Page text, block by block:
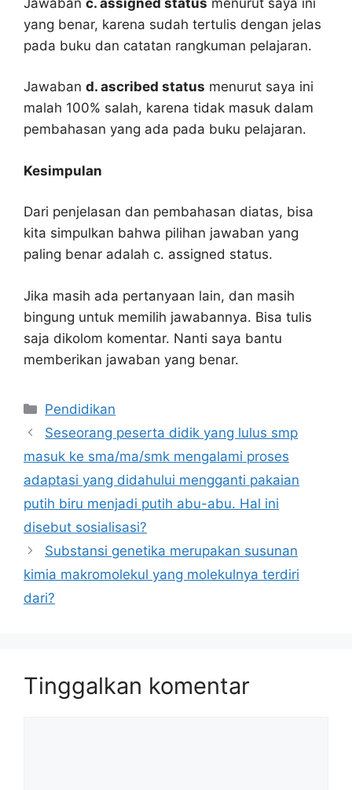
yang benar, karena sudah tertulis dengan jelas
pada buku dan catatan rangkuman pelajaran.
Jawaban d. ascribed status menurut saya ini
malah 100% salah, karena tidak masuk dalam
pembahasan yang ada pada buku pelajaran.
Kesimpulan
Dari penjelasan dan pembahasan diatas, bisa
kita simpulkan bahwa pilihan jawaban yang
paling benar adalah c. assigned status.
Jika masih ada pertanyaan lain, dan masih
bingung untuk memilih jawabannya. Bisa tulis
saja dikolom komentar. Nanti saya bantu
memberikan jawaban yang benar.
Kategori
Pendidikan
Seseorang peserta didik yang lulus smp
masuk ke sma/ma/smk mengalami proses
adaptasi yang didahului mengganti pakaian
putih biru menjadi putih abu-abu. Hal ini
disebut sosialisasi?
Substansi genetika merupakan susunan
kimia makromolekul yang molekulnya terdiri
dari?
Tinggalkan komentar